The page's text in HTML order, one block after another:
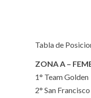
Tabla de
ZONA A –
1° Team Golden
2° San